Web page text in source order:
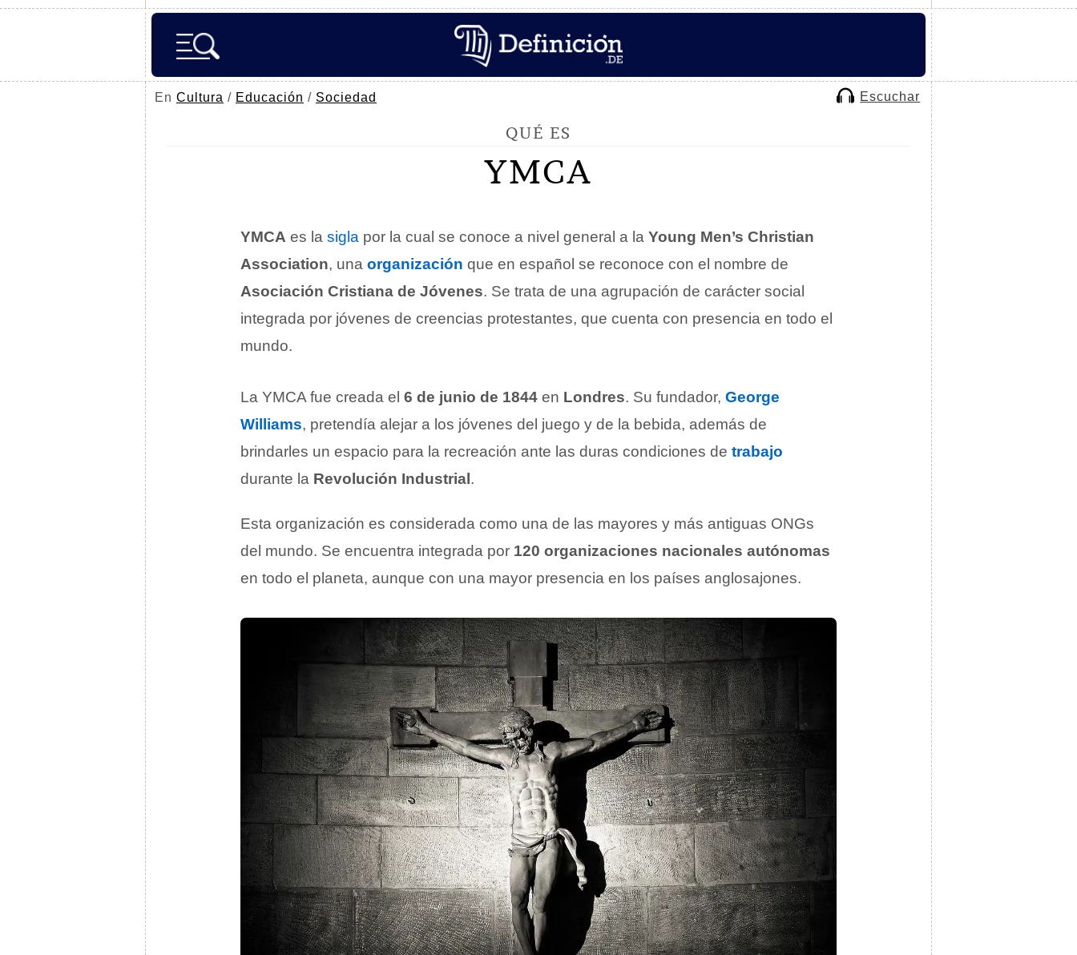
En Cultura / Educación / Sociedad Escuchar
QUÉ ES
YMCA
YMCA es la sigla por la cual se conoce a nivel general a la Young Men’s Christian
Association, una organización que en español se reconoce con el nombre de
Asociación Cristiana de Jóvenes. Se trata de una agrupación de carácter social
integrada por jóvenes de creencias protestantes, que cuenta con presencia en todo el
mundo.
La YMCA fue creada el 6 de junio de 1844 en Londres. Su fundador, George
Williams, pretendía alejar a los jóvenes del juego y de la bebida, además de
brindarles un espacio para la recreación ante las duras condiciones de trabajo
durante la Revolución Industrial .
Esta organización es considerada como una de las mayores y más antiguas ONGs
del mundo. Se encuentra integrada por 120 organizaciones nacionales autónomas
en todo el planeta, aunque con una mayor presencia en los países anglosajones.